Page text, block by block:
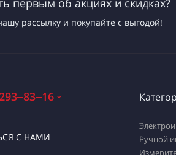
первым об акциях и скидках?
рассылку и покупайте с выгодой!
С НАМИ
Ручной